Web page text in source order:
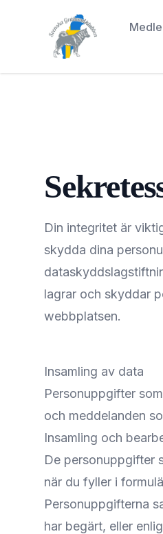
Svenska
Din integritet är
skydda dina
lagrar och skyddar
webbplatsen.
Insamling av data
Personuppgifter
och meddelanden
Insamling och
De personuppgifter
när du fyller i
Personuppgifterna
har begärt, eller